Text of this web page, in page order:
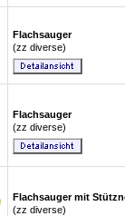
Flachsauger
(zz diverse)
Flachsauger
(zz diverse)
Flachsauger mit
(zz diverse)